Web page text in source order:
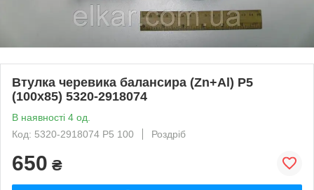
Втулка черевика балансира (Zn+Al) Р5
(100х85) 5320-2918074
В наявності 4 од.
Код: 5320-2918074 Р5 100
Роздріб
650 ₴